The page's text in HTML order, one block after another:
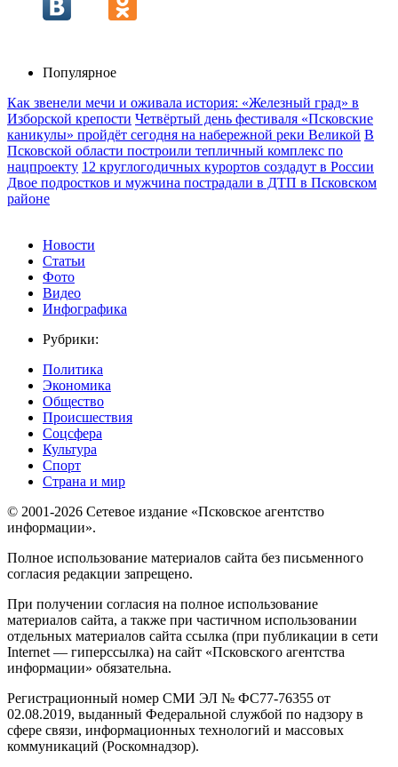
Популярное
Как звенели мечи и оживала история: «Железный град» в
Изборской крепости Четвёртый день фестиваля «Псковские
каникулы» пройдёт сегодня на набережной реки Великой В
Псковской области построили тепличный комплекс по
нацпроекту 12 круглогодичных курортов создадут в России
Двое подростков и мужчина пострадали в ДТП в Псковском
районе
Новости
Статьи
Фото
Видео
Инфографика
Рубрики:
Политика
Экономика
Общество
Происшествия
Соцсфера
Культура
Спорт
Страна и мир
© 2001-2026 Сетевое издание «Псковское агентство
информации».
Полное использование материалов сайта без письменного
согласия редакции запрещено.
При получении согласия на полное использование
материалов сайта, а также при частичном использовании
отдельных материалов сайта ссылка (при публикации в сети
Internet — гиперссылка) на сайт «Псковского агентства
информации» обязательна.
Регистрационный номер СМИ ЭЛ № ФС77-76355 от
02.08.2019, выданный Федеральной службой по надзору в
сфере связи, информационных технологий и массовых
коммуникаций (Роскомнадзор).